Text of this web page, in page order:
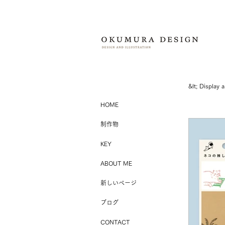
HOME
制作物
KEY
ABOUT ME
新しいページ
ブログ
CONTACT
&lt;​ Display